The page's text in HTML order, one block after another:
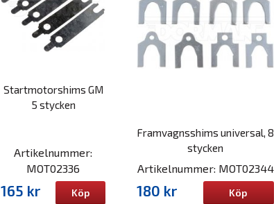
Startmotorshims GM
5 stycken
Artikelnummer:
MOT02336
165 kr Köp
Framvagnsshims universal, 8
stycken
Artikelnummer: MOT02344
180 kr Köp